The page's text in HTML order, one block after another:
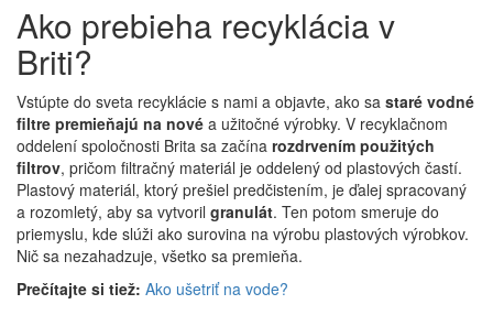
Ako prebieha recyklácia v
Briti?
Vstúpte do sveta recyklácie s nami a objavte, ako sa staré vodné
filtre premieňajú na nové a užitočné výrobky. V recyklačnom
oddelení spoločnosti Brita sa začína rozdrvením použitých
filtrov, pričom filtračný materiál je oddelený od plastových častí.
Plastový materiál, ktorý prešiel predčistením, je ďalej spracovaný
a rozomletý, aby sa vytvoril granulát. Ten potom smeruje do
priemyslu, kde slúži ako surovina na výrobu plastových výrobkov.
Nič sa nezahadzuje, všetko sa premieňa.
Prečítajte si tiež: Ako ušetriť na vode?